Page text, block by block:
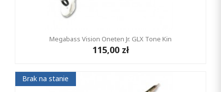
Megabass Vision Oneten Jr. GLX Tone Kin
115,00 zł
Brak na stanie